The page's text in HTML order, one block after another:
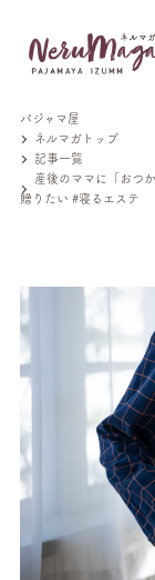
パジャマ屋
ネルマガトップ
記事一覧
産後のママに「おつ
贈りたい #寝るエステ